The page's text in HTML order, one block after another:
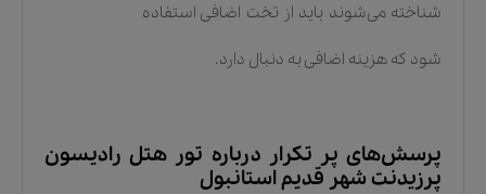
شناخته می‌شوند باید از تخت اضافی استفاده
شود که هزینه اضافی به دنبال دارد.
پرسش‌های پر تکرار درباره تور هتل رادیسون
پرزیدنت شهر قدیم استانبول